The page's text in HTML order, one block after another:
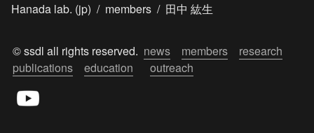
Hanada lab. (jp) / members / 田中 紘生
© ssdl all rights reserved. news members
research
publications
education outreach